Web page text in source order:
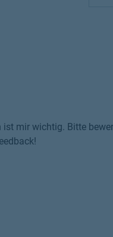
mir wichtig. Bitte